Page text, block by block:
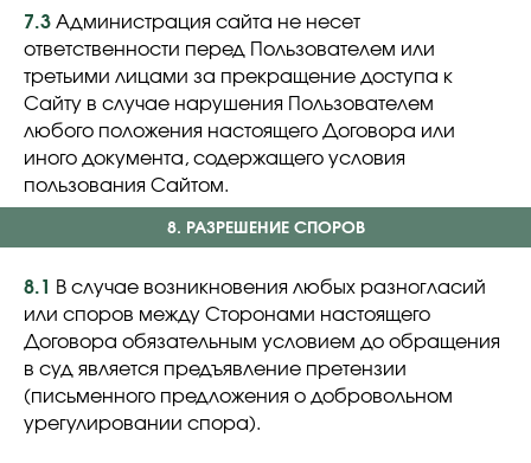
7.3 Администрация сайта не несет
ответственности перед Пользователем или
третьими лицами за прекращение доступа к
Сайту в случае нарушения Пользователем
любого положения настоящего Договора или
иного документа, содержащего условия
пользования Сайтом.
8. РАЗРЕШЕНИЕ СПОРОВ
8.1
В случае возникновения любых разногласий
или споров между Сторонами настоящего
Договора обязательным условием до обращения
в суд является предъявление претензии
(письменного предложения о добровольном
урегулировании спора).